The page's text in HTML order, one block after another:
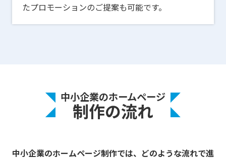
たプロモーションのご提案も可能です。
中小企業のホームページ
制作の流れ
中小企業のホームページ制作では、 どのような流れで進